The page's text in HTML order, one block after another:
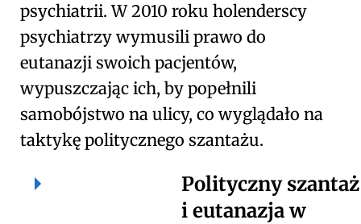
psychiatrii. W 2010 roku holenderscy
psychiatrzy wymusili prawo do
eutanazji swoich pacjentów,
wypuszczając ich, by popełnili
samobójstwo na ulicy, co wyglądało na
taktykę politycznego szantażu.
Polityczny szantaż
i eutanazja w